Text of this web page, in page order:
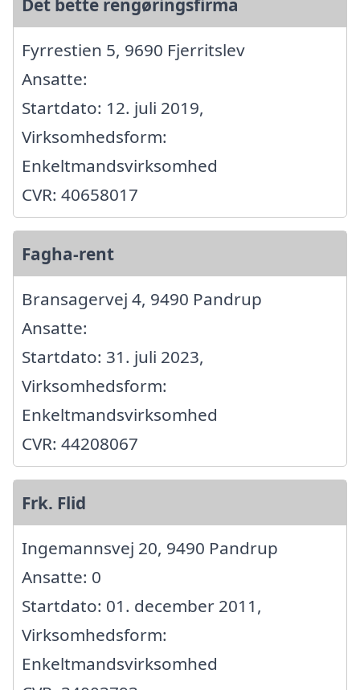
Fyrrestien 5, 9690 Fjerritslev
Ansatte:
Startdato: 12. juli 2019,
Virksomhedsform:
Enkeltmandsvirksomhed
CVR: 40658017
Fagha-rent
Bransagervej 4, 9490 Pandrup
Ansatte:
Startdato: 31. juli 2023,
Virksomhedsform:
Enkeltmandsvirksomhed
CVR: 44208067
Frk. Flid
Ingemannsvej 20, 9490 Pandrup
Ansatte: 0
Startdato: 01. december 2011,
Virksomhedsform:
Enkeltmandsvirksomhed